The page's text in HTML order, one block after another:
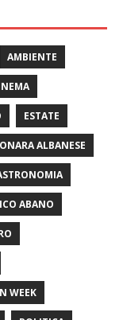
AMBIENTE
ESTATE
ALBANESE
ABANO
WEEK